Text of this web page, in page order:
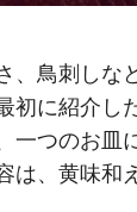
、鳥刺しな
初に紹介し
一つのお皿
は、黄味